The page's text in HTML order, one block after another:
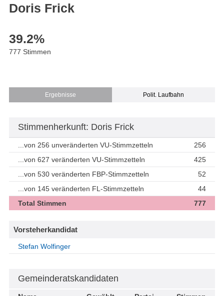
Doris Frick
39.2%
777 Stimmen
Ergebnisse Polit. Laufbahn
Stimmenherkunft: Doris Frick
...von 256 unveränderten VU-Stimmzetteln
256
...von 627 veränderten VU-Stimmzetteln
425
...von 530 veränderten FBP-Stimmzetteln
52
...von 145 veränderten FL-Stimmzetteln
44
Total Stimmen
777
Vorsteherkandidat
Stefan Wolfinger
Gemeinderatskandidaten